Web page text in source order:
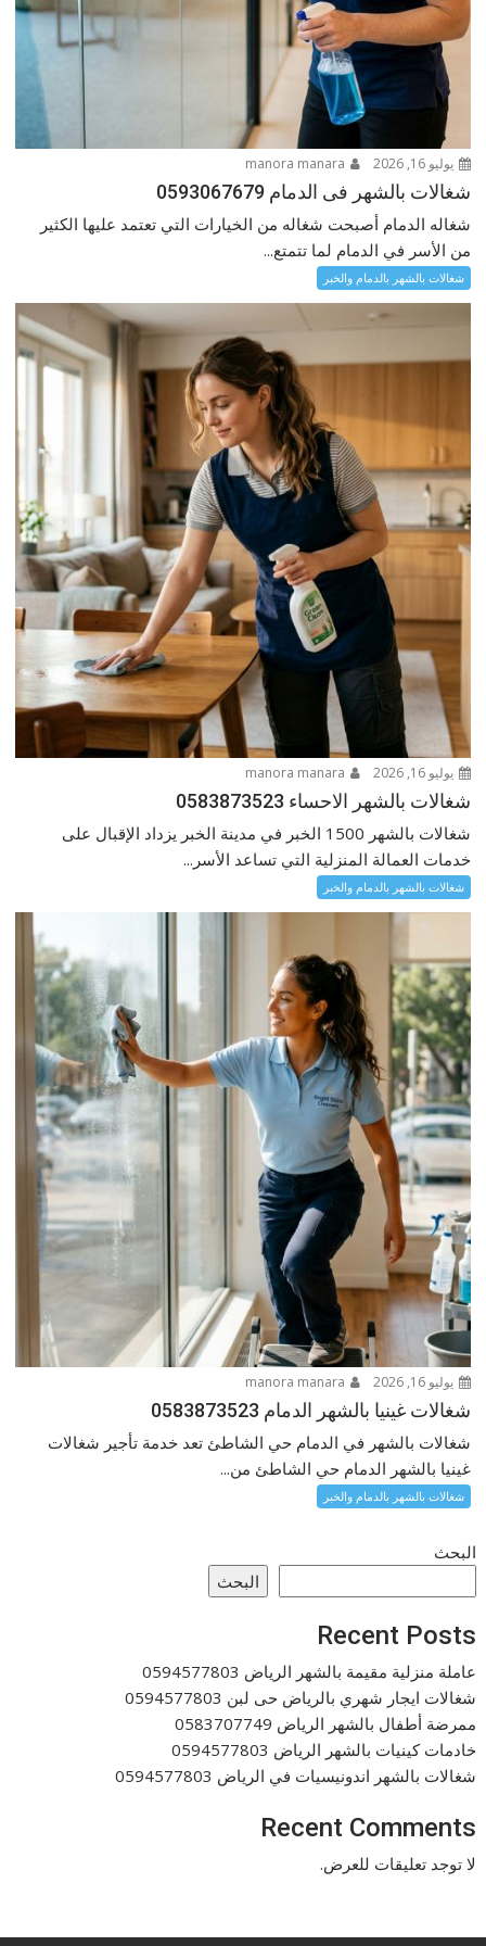
يوليو 16, 2026
شغالات بالشهر فى الدمام 0593067679
شغاله الدمام أصبحت شغاله من الخيارات التي تعتمد عليها الكثير
من الأسر في الدمام لما تتمتع...
شغالات بالشهر بالدمام والخبر
يوليو 16, 2026
شغالات بالشهر الاحساء 0583873523
شغالات بالشهر 1500 الخبر في مدينة الخبر يزداد الإقبال على
خدمات العمالة المنزلية التي تساعد الأسر...
شغالات بالشهر بالدمام والخبر
يوليو 16, 2026
شغالات غينيا بالشهر الدمام 0583873523
شغالات بالشهر في الدمام حي الشاطئ تعد خدمة تأجير شغالات
غينيا بالشهر الدمام حي الشاطئ من...
شغالات بالشهر بالدمام والخبر
البحث
البحث
Recent Posts
عاملة منزلية مقيمة بالشهر الرياض 0594577803
شغالات ايجار شهري بالرياض حى لبن 0594577803
ممرضة أطفال بالشهر الرياض 0583707749
خادمات كينيات بالشهر الرياض 0594577803
شغالات بالشهر اندونيسيات في الرياض 0594577803
Recent Comments
لا توجد تعليقات للعرض.